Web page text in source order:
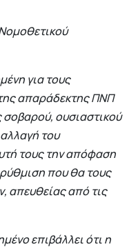
για τους
απαράδεκτης ΠΝΠ
σοβαρού, ουσιαστικού
αλλαγή του
τους την απόφαση
που θα τους
απευθείας από τις
επιβάλλει ότι η